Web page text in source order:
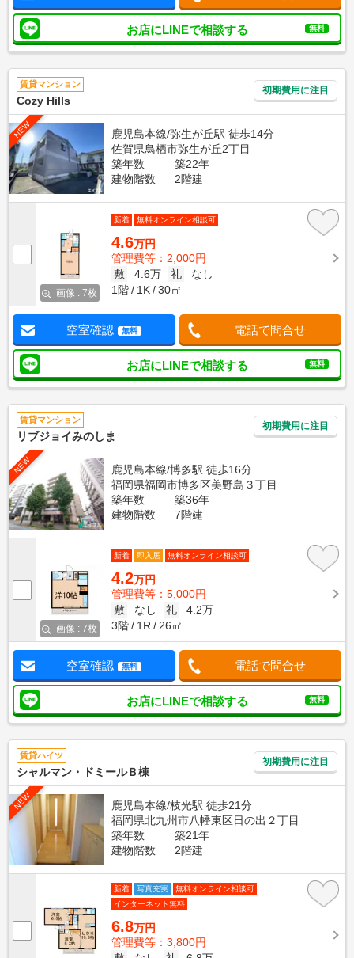
お店にLINEで相談する 無料
賃貸マンション
Cozy Hills
初期費用に注目
NEW
鹿児島本線/弥生が丘駅 徒歩14分
佐賀県鳥栖市弥生が丘2丁目
築年数
築22年
建物階数
2階建
画像 : 7枚
新着 無料オンライン相談可
4.6万円
管理費等：2,000円
敷
4.6万 礼
なし
1階
1K 30㎡
空室確認 無料 電話で問合せ
お店にLINEで相談する 無料
賃貸マンション
リブジョイみのしま
初期費用に注目
NEW
鹿児島本線/博多駅 徒歩16分
福岡県福岡市博多区美野島３丁目
築年数
築36年
建物階数
7階建
画像 : 7枚
新着 即入居 無料オンライン相談可
4.2万円
管理費等：5,000円
敷
なし 礼
4.2万
3階
1R 26㎡
空室確認 無料 電話で問合せ
お店にLINEで相談する 無料
賃貸ハイツ
シャルマン・ドミールＢ棟
初期費用に注目
NEW
鹿児島本線/枝光駅 徒歩21分
福岡県北九州市八幡東区日の出２丁目
築年数
築21年
建物階数
2階建
新着 写真充実
無料オンライン相談可
インターネット無料
6.8万円
管理費等：3,800円